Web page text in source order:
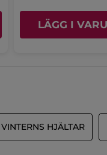
LÄGG I
VINTERNS HJÄLTAR